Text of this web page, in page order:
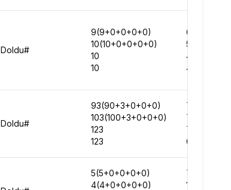
Doldu#
9(9+0+0+0+0)
10(10+0+0+0+0)
10
10
63897
51113
46161
43774
Doldu#
93(90+3+0+0+0)
103(100+3+0+0+0)
123
123
70004
74762
70893
69968
5(5+0+0+0+0)
4(4+0+0+0+0)
70121
109811